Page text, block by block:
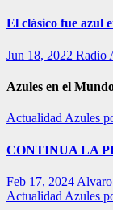
El clásico fue azul
Jun 18, 2022 Radio
Azules en el
Actualidad Azules
CONTINUA LA
Feb 17, 2024 Alvaro
Actualidad Azules